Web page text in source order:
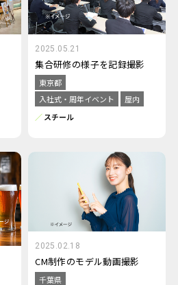
2025.05.21
集合研修の様子を記録撮影
東京都
入社式・周年イベント
屋内
スチール
2025.02.18
CM制作のモデル動画撮影
千葉県